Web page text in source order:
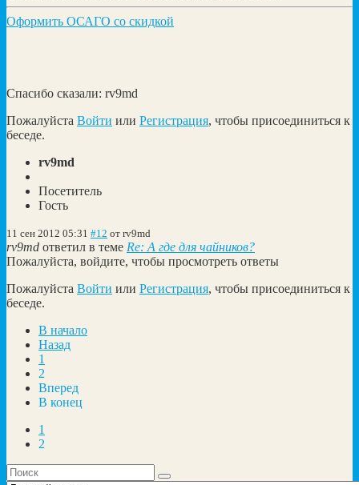
Оформить ОСАГО со скидкой
Спасибо сказали: rv9md
Пожалуйста Войти или Регистрация, чтобы присоединиться к
беседе.
rv9md
Посетитель
Гость
11 сен 2012 05:31 #12 от rv9md
rv9md ответил в теме Re: А где для чайников?
Пожалуйста, войдите, чтобы просмотреть ответы
Пожалуйста Войти или Регистрация, чтобы присоединиться к
беседе.
В начало
Назад
1
2
Вперед
В конец
1
2